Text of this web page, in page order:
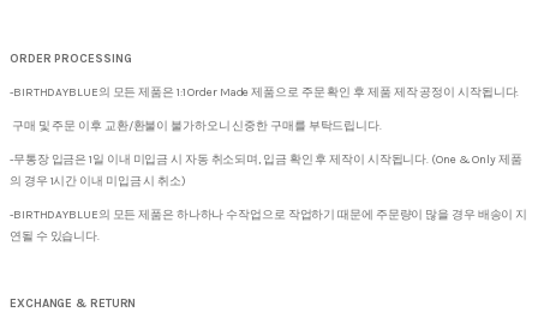
ORDER PROCESSING
-BIRTHDAYBLUE의 모든 제품은 1:1 Order Made 제품으로 주문 확인 후 제품 제작 공정이 시작됩니다.
구매 및 주문 이후 교환/환불이 불가하오니 신중한 구매를 부탁드립니다.
-무통장 입금은 1일 이내 미입금 시 자동 취소되며, 입금 확인 후 제작이 시작됩니다. (One & Only 제품
의 경우 1시간 이내 미입금 시 취소)
-BIRTHDAYBLUE의 모든 제품은 하나하나 수작업으로 작업하기 때문에 주문량이 많을 경우 배송이 지
연될 수 있습니다.
EXCHANGE & RETURN